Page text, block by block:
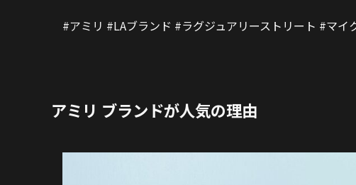
#アミリ #LAブランド #ラグジュアリーストリート #マイ
アミリ ブランドが人気の理由